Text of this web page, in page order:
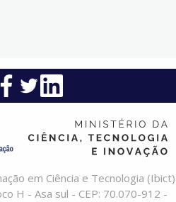
em Ciência e Tecnologia (Ibict)
H - Asa sul - CEP: 70.070-912 -